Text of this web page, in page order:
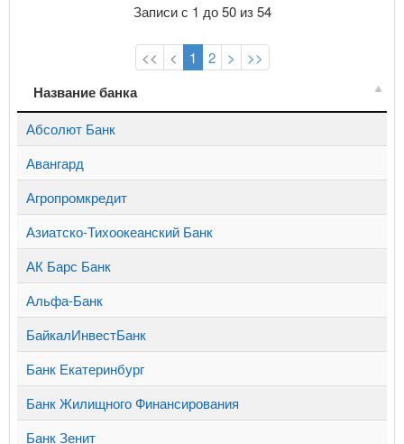
Записи с 1 до 50 из 54
<< < 1 2 > >>
Название банка
Абсолют Банк
Авангард
Агропромкредит
Азиатско-Тихоокеанский Банк
АК Барс Банк
Альфа-Банк
БайкалИнвестБанк
Банк Екатеринбург
Банк Жилищного Финансирования
Банк Зенит
Название банка